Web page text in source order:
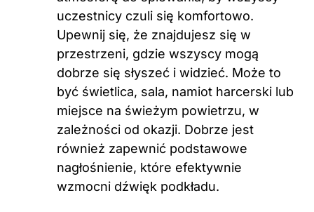
uczestnicy czuli się komfortowo.
Upewnij się, że znajdujesz się w
przestrzeni, gdzie wszyscy mogą
dobrze się słyszeć i widzieć. Może to
być świetlica, sala, namiot harcerski lub
miejsce na świeżym powietrzu, w
zależności od okazji. Dobrze jest
również zapewnić podstawowe
nagłośnienie, które efektywnie
wzmocni dźwięk podkładu.